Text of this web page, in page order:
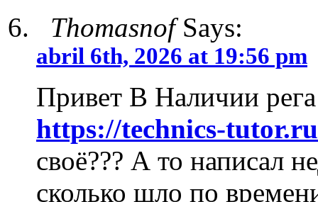
ThomasnofSays:
abril 6th, 2026 at 19:56 pm
Привет В Наличии
https://technics-tutor.ru
своё??? А то написал
сколько шло по